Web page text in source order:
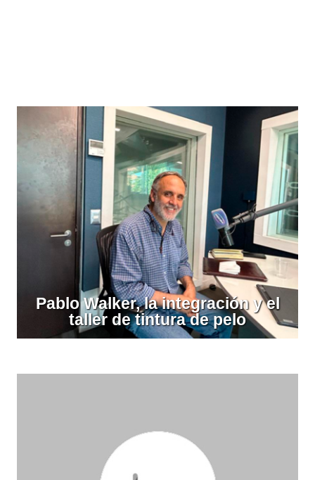
Pablo Walker, la integración y el
taller de tintura de pelo